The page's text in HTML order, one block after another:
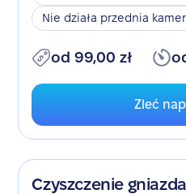
Nie działa przednia
od 99,00 zł
Zleć
Czyszczenie